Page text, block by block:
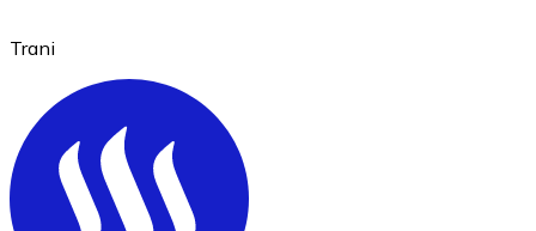
Ethereum
ETH
Trani